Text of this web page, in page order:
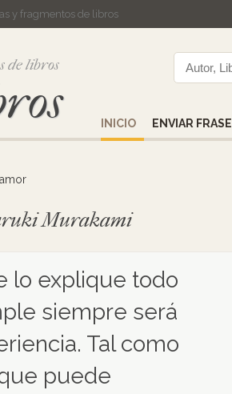
y fragmentos de libros
de libros
INICIO ENVIAR FRASE
Murakami
lo explique todo
siempre será
Tal como
puede